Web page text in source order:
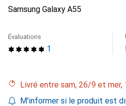
Samsung Galaxy A55
1
Évaluations
Livré entre sam, 26/9 et
M'informer si le produit est